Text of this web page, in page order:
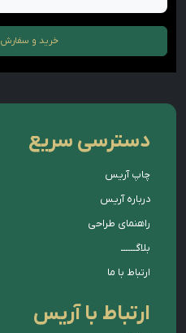
خرید و سفارش
دسترسی سریع
چاپ آریس
درباره آریس
راهنمای طراحی
بلاگــــــ
ارتباط با ما
ارتباط با آریس